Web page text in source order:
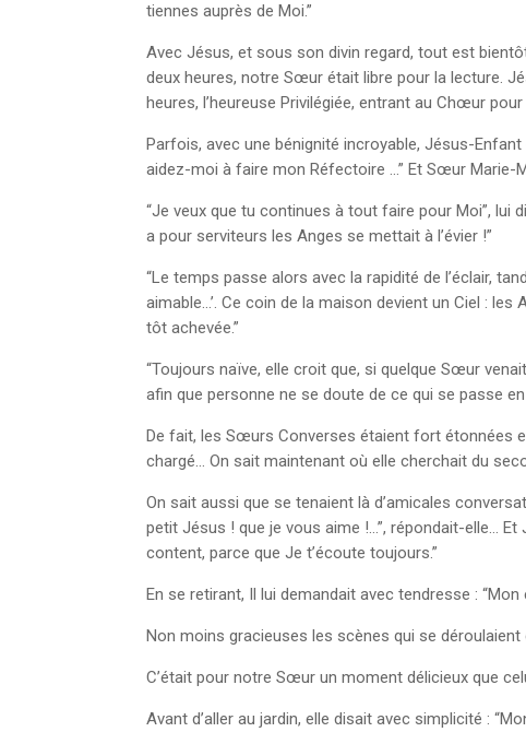
tiennes auprès de Moi.”
Avec Jésus, et sous son divin regard, tout est
deux heures, notre Sœur était libre pour la lecture.
heures, l’heureuse Privilégiée, entrant au Chœur
Parfois, avec une bénignité incroyable, Jésus-
aidez-moi à faire mon Réfectoire …” Et Sœur Marie-
“Je veux que tu continues à tout faire pour Moi”, lui
a pour serviteurs les Anges se mettait à l’évier !”
“Le temps passe alors avec la rapidité de l’éclair,
aimable…’. Ce coin de la maison devient un Ciel :
tôt achevée.”
“Toujours naïve, elle croit que, si quelque Sœur
afin que personne ne se doute de ce qui se passe
De fait, les Sœurs Converses étaient fort étonnées
chargé… On sait maintenant où elle cherchait du
On sait aussi que se tenaient là d’amicales
petit Jésus ! que je vous aime !…”, répondait-elle…
content, parce que Je t’écoute toujours.”
En se retirant, Il lui demandait avec tendresse :
Non moins gracieuses les scènes qui se déroulaient
C’était pour notre Sœur un moment délicieux que
Avant d’aller au jardin, elle disait avec simplicité :